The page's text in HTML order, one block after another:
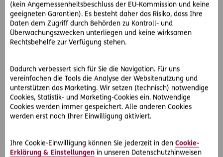
(kein Angemessenheitsbeschluss der EU-Kommission und keine
geeigneten Garantien). Es besteht daher das Risiko, dass Ihre
Daten dem Zugriff durch Behörden zu Kontroll- und
Überwachungszwecken unterliegen und keine wirksamen
Rechtsbehelfe zur Verfügung stehen.
Dadurch verbessert sich für Sie die Navigation. Für uns
vereinfachen die Tools die Analyse der Websitenutzung und
unterstützen das Marketing. Wir setzen (technisch) notwendige
Cookies, Statistik- und Marketing-Cookies ein. Notwendige
Cookies werden immer gespeichert. Alle anderen Cookies
werden erst nach Ihrer Einwilligung aktiviert.
Ihre Cookie-Einwilligung können Sie jederzeit in den Cookie-
Erklärung & Einstellungen in unseren Datenschutzhinweisen
aber extrem schwer zu beweisen sind, verliert Frau B. den
Prozess. Die Prozesskosten betragen aufgrund des hohen
Streitwerts, zahlreicher Gutachten und einigen
Verhandlungstagen 60.000,- Euro. Die D.A.S. springt ein und
Ohne Rechtsschutz kann es sehr teuer werden
Recht zu haben heißt nicht immer Recht zu bekommen.
Daher ist es umso wichtiger, rechtlich abgesichert zu sein.
Wäre Frau B. als Firmenkundin nicht bei der D.A.S.
bezahlen müssen. Der Schadenersatz-Rechtsschutz ist für
Firmenkunden im Profi-Rechtsschutz und für Privatkunden